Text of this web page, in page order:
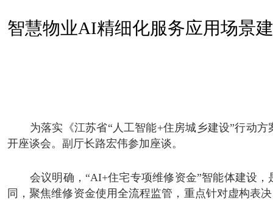
智慧物业AI精细化服务应用场景
为落实 《江苏省“人工智能+住房城乡建设”行动方
开座谈会。 副厅长路宏伟参加座谈。
会议明确，“AI+住宅专项维修资金”智能体建设
同，聚焦维修资金使用全流程监管，重点针对虚构表